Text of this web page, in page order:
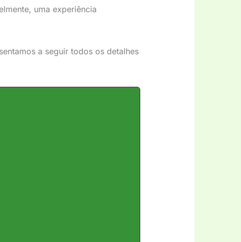
uma experiência
a seguir todos os detalhes